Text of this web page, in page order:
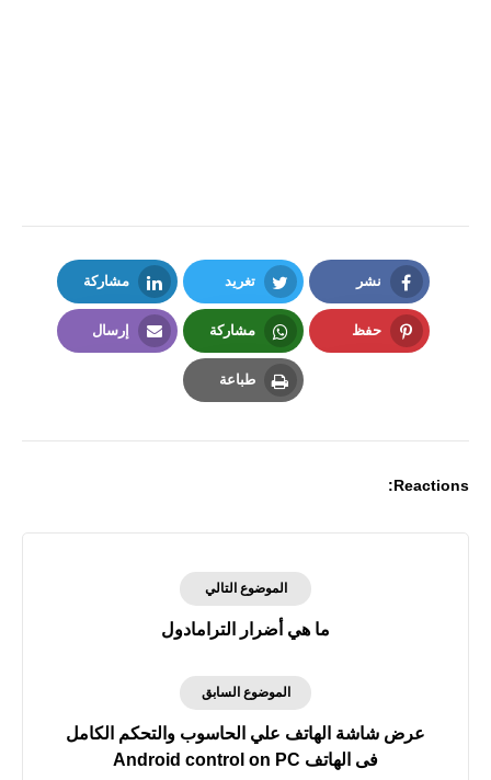
نشر
Facebook
تغريد
Twitter
مشاركة
LinkedIn
حفظ مشاركة
Whatsapp
إرسال
طباعة
Reactions:
الموضوع التالي
ما هي أضرار الترامادول
الموضوع السابق
عرض شاشة الهاتف علي الحاسوب والتحكم الكامل
فى الهاتف Android control on PC‏